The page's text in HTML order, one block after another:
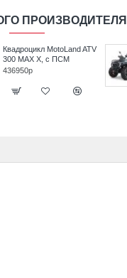
ПРОИЗВОДИТЕЛЯ
Квадроцикл детский
MOTOLAND 50
SCORPION